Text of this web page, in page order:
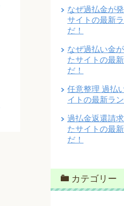
なぜ過払金が
サイトの最新
だ！
なぜ過払い金
たサイトの最
だ！
任意整理 過払
イトの最新ラ
過払金返還請
たサイトの最
だ！
カテゴリー